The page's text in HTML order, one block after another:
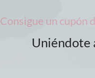
Consigue un cupón
Uniéndote